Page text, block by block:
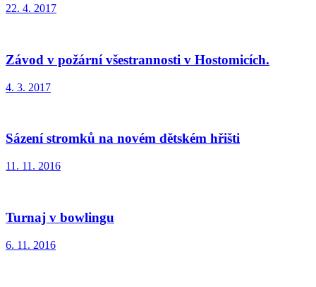
22. 4. 2017
Závod v požární všestrannosti v Hostomicích.
4. 3. 2017
Sázení stromků na novém dětském hřišti
11. 11. 2016
Turnaj v bowlingu
6. 11. 2016